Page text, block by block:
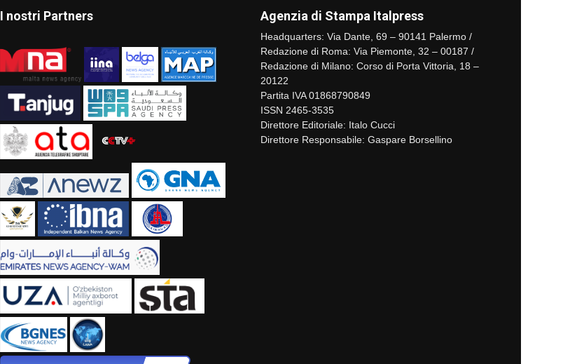
I nostri Partners Agenzia di Stampa Italpress
Headquarters: Via Dante, 69 – 90141 Palermo /
Redazione di Roma: Via Piemonte, 32 – 00187 /
Redazione di Milano: Corso di Porta Vittoria, 18 –
20122
Partita IVA 01868790849
ISSN 2465-3535
Direttore Editoriale: Italo Cucci
Direttore Responsabile: Gaspare Borsellino